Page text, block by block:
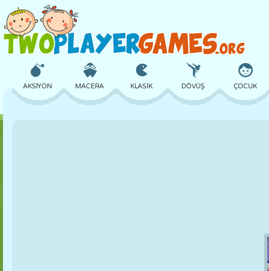
AKSIYON MACERA KLASIK DÖVÜŞ ÇOCUK